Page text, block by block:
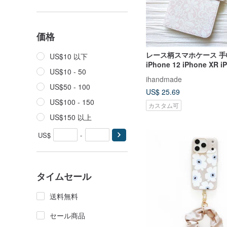
価格
US$10 以下
US$10 - 50
US$50 - 100
US$100 - 150
US$150 以上
US$ -
タイムセール
送料無料
セール商品
レース柄スマホケース
iPhone 12 iPhone XR
ihandmade
US$ 25.69
カスタム可